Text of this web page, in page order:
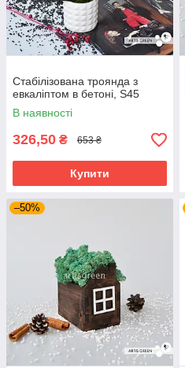
Стабілізована троянда з
евкаліптом в бетоні, S45
В наявності
326,50 ₴ 653 ₴
Купити
–50%